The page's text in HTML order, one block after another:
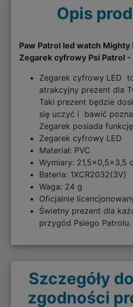
Opis
Paw Patrol led watch Mighty
Zegarek cyfrowy Psi Patrol -
Zegarek cyfrowy LED
atrakcyjny prezent dla
Taki prezent będzie
się uczyć i bawić
Zegarek posiada
Zegarek cyfrowy LED
Materiał: PVC
Wymiary: 21,5x0,5x3,5
Bateria: 1XCR2032(3V)
Waga: 24 g
Oficjalnie
Świetny prezent dla
przygód Psiego Patrolu.
Szczegóły
zgodności